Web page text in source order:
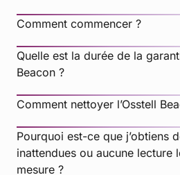
Sterilization)
Medizime LF
Enzol
Comment commencer ?
Quelle est la durée de la
Beacon ?
Comment nettoyer l’Osstell
Pourquoi est-ce que j’obtiens
inattendues ou aucune lecture
mesure ?